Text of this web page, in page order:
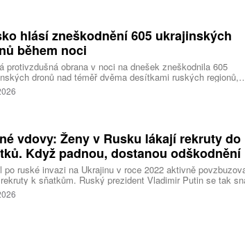
hlásí zneškodnění 605 ukrajinských
během noci
protivzdušná obrana v noci na dnešek zneškodnila 605
dronů nad téměř dvěma desítkami ruských regionů,
poloostrovem Krymem a vodami Azovského i
Podle státní tiskové agentury TASS to ráno uvedlo
vdovy: Ženy v Rusku lákají rekruty do
Když padnou, dostanou odškodnění
po ruské invazi na Ukrajinu v roce 2022 aktivně
k sňatkům. Ruský prezident Vladimir Putin se tak
tradiční hodnoty uprostřed hrozící demografické krize.
takzvané „černé vdovy“ – ženy, které si narychlo